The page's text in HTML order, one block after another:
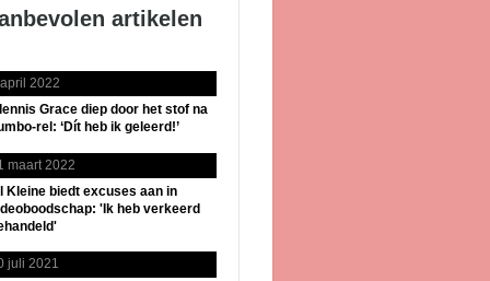
artikelen
2022
Grace diep door het stof na
rel: ‘Dít heb ik geleerd!’
maart 2022
Kleine biedt excuses aan in
'Ik heb verkeerd
juli 2021